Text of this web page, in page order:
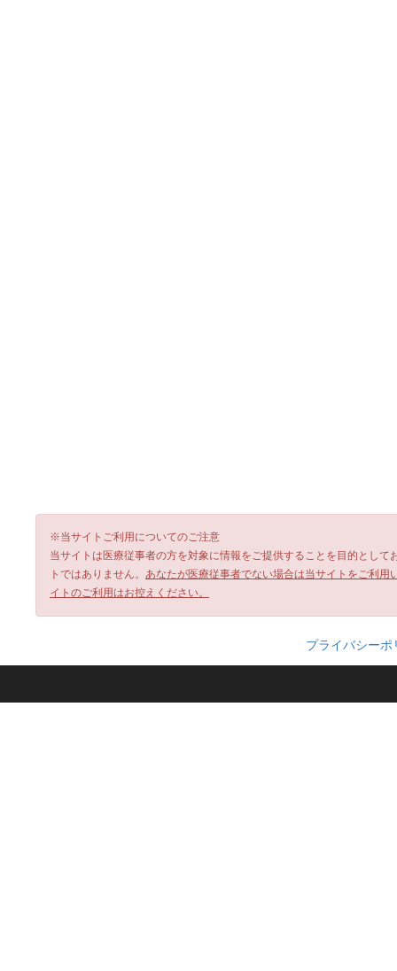
※当サイトご利用についてのご注意
当サイトは医療従事者の方を対象に情報をご提供することを目的とし
トではありません。 あなたが医療従事者でない場合は当サイトをご利
イトのご利用はお控えください。
プライバシーポ